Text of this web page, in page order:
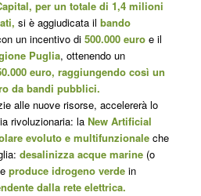
per un totale di 1,4 milioni
si è aggiudicata il bando
un incentivo di 500.000 euroe il
Puglia, ottenendo un
euro, raggiungendo così un
da bandi pubblici.
alle nuove risorse, accelererà lo
rivoluzionaria: la New Artificial
evoluto e multifunzionale che
desalinizza acque marine(o
produce idrogeno verdein
dalla rete elettrica.